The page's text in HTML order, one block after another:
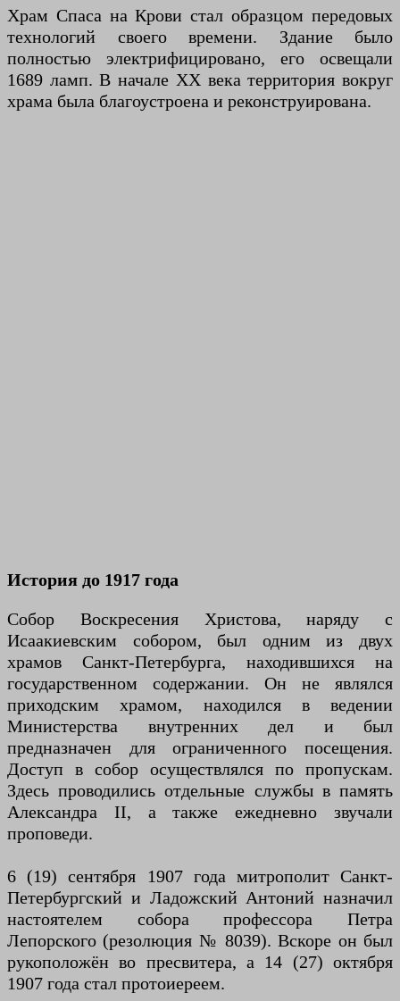
Храм Спаса на Крови стал образцом передовых
технологий своего времени. Здание было
полностью электрифицировано, его освещали
1689 ламп. В начале XX века территория вокруг
храма была благоустроена и реконструирована.
История до 1917 года
Собор Воскресения Христова, наряду с
Исаакиевским собором, был одним из двух
храмов Санкт-Петербурга, находившихся на
государственном содержании. Он не являлся
приходским храмом, находился в ведении
Министерства внутренних дел и был
предназначен для ограниченного посещения.
Доступ в собор осуществлялся по пропускам.
Здесь проводились отдельные службы в память
Александра II, а также ежедневно звучали
проповеди.
6 (19) сентября 1907 года митрополит Санкт-
Петербургский и Ладожский Антоний назначил
настоятелем собора профессора Петра
Лепорского (резолюция № 8039). Вскоре он был
рукоположён во пресвитера, а 14 (27) октября
1907 года стал протоиереем.